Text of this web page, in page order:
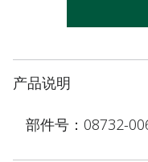
产品说明
部件号：08732-